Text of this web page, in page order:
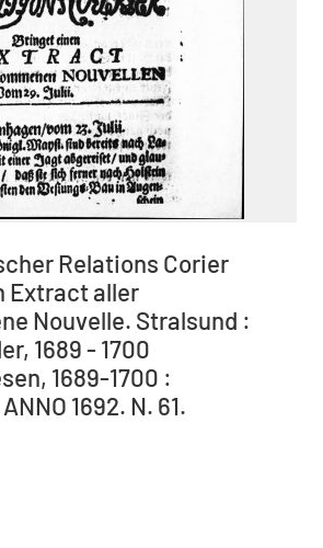
Relations Corier
Extract aller
Nouvelle. Stralsund :
1689 - 1700
1689-1700 :
1692. N. 61.